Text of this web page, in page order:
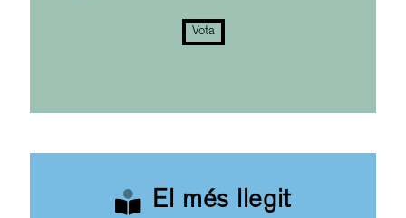
Vota
El més llegit